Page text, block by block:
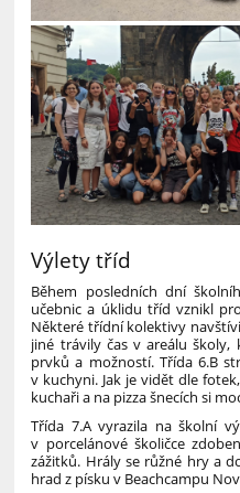
Výlety tříd
Během posledních dní
učebnic a úklidu tříd vznikl
Některé třídní kolektivy
jiné trávily čas v areálu
prvků a možností. Třída 6.B
v kuchyni. Jak je vidět dle
kuchaři a na pizza šnecích si
Třída 7.A vyrazila na školní
v porcelánové školičce
zážitků. Hrály se růžné hry a
hrad z písku v Beachcampu